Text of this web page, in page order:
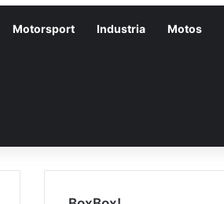
Motorsport Industria Motos